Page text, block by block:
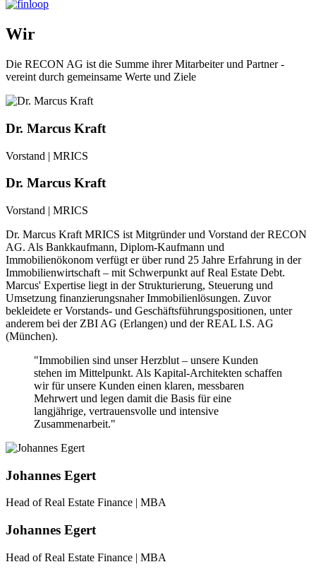
Wir
Die RECON AG ist die Summe ihrer Mitarbeiter und Partner -
vereint durch gemeinsame Werte und Ziele
Dr. Marcus Kraft
Vorstand | MRICS
Dr. Marcus Kraft
Vorstand | MRICS
Dr. Marcus Kraft MRICS ist Mitgründer und Vorstand der RECON
AG. Als Bankkaufmann, Diplom-Kaufmann und
Immobilienökonom verfügt er über rund 25 Jahre Erfahrung in der
Immobilienwirtschaft – mit Schwerpunkt auf Real Estate Debt.
Marcus' Expertise liegt in der Strukturierung, Steuerung und
Umsetzung finanzierungsnaher Immobilienlösungen. Zuvor
bekleidete er Vorstands- und Geschäftsführungspositionen, unter
anderem bei der ZBI AG (Erlangen) und der REAL I.S. AG
(München).
"Immobilien sind unser Herzblut – unsere Kunden
stehen im Mittelpunkt. Als Kapital-Architekten schaffen
wir für unsere Kunden einen klaren, messbaren
Mehrwert und legen damit die Basis für eine
langjährige, vertrauensvolle und intensive
Zusammenarbeit."
Johannes Egert
Head of Real Estate Finance | MBA
Johannes Egert
Head of Real Estate Finance | MBA